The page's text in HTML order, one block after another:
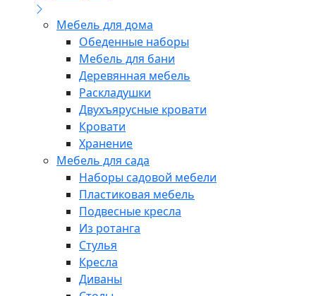
Мебель для дома
Обеденные наборы
Мебель для бани
Деревянная мебель
Раскладушки
Двухъярусные кровати
Кровати
Хранение
Мебель для сада
Наборы садовой мебели
Пластиковая мебель
Подвесные кресла
Из ротанга
Стулья
Кресла
Диваны